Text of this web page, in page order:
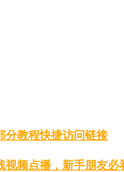
分教程快捷访问链接
视频点播，新手朋友必